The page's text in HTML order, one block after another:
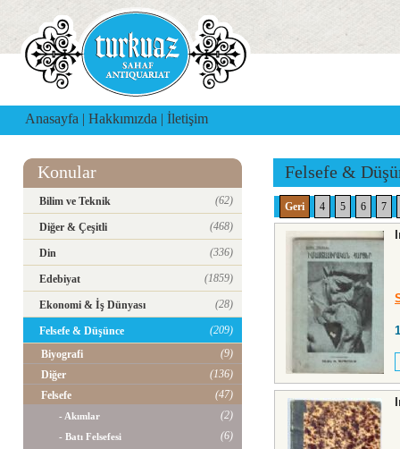
Anasayfa | Hakkımızda | İletişim
Konular
Bilim ve Teknik (62)
Diğer & Çeşitli (468)
Din (336)
Edebiyat (1859)
Ekonomi & İş Dünyası (28)
Felsefe & Düşünce
(209)
Biyografi
(9)
Diğer
(136)
Felsefe
(47)
- Akımlar (2)
- Batı Felsefesi (6)
Felsefe &
Geri 4 5 6 7